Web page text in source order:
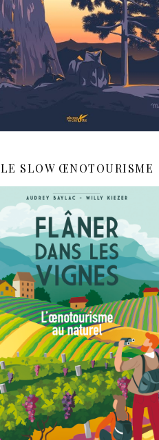
LE SLOW ŒNOTOURISME